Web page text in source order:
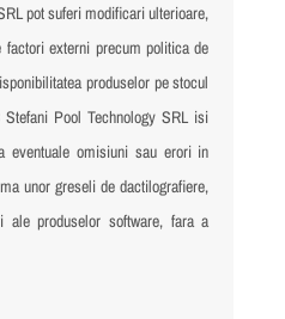
pot suferi modificari ulterioare,
externi precum politica de
produselor pe stocul
Pool Technology SRL isi
eventuale omisiuni sau erori in
unor greseli de dactilografiere,
ale produselor software, fara a